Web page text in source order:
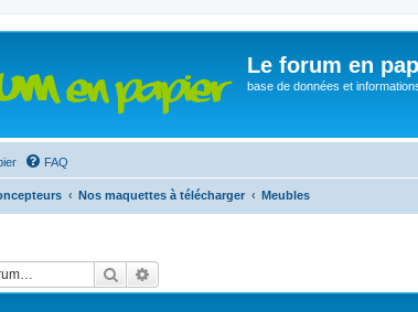
Le forum en
base de données et
FAQ
Nos maquettes à télécharger Meubles
Rechercher